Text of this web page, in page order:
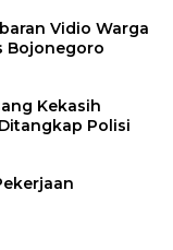
Vidio Warga
Bojonegoro
Kekasih
Polisi